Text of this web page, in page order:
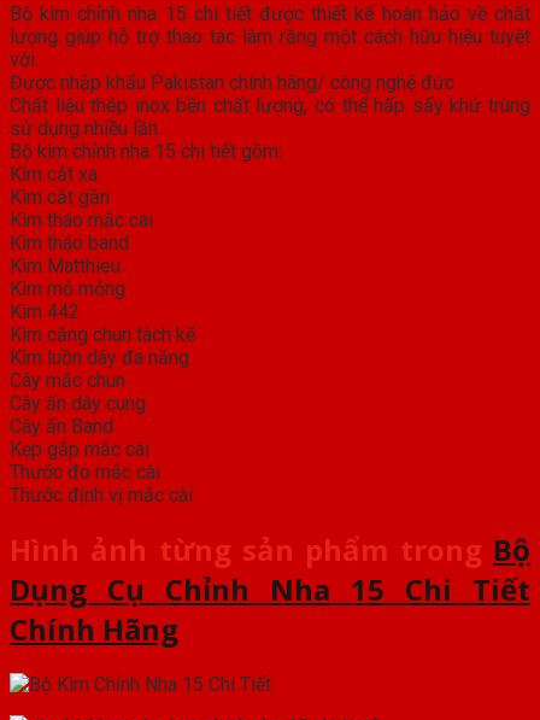
Bộ kìm chỉnh nha 15 chi tiết được thiết kế hoàn hảo về chất
lượng giúp hỗ trợ thao tác làm răng một cách hữu hiệu tuyệt
vời.
Được nhập khẩu Pakistan chính hãng/ công nghệ đức
Chất liệu thép inox bền chất lượng, có thể hấp sấy khử trùng
sử dụng nhiều lần.
Bộ kìm chỉnh nha 15 chi tiết gồm:
Kìm cắt xa
Kìm cắt gần
Kìm tháo mắc cài
Kìm tháo band
Kìm Matthieu
Kìm mỏ mỏng
Kìm 442
Kìm căng chun tách kẽ
Kìm luồn dây đa năng
Cây mắc chun
Cây ấn dây cung
Cây ấn Band
Kẹp gắp mắc cài
Thước đo mắc cài
Thước định vị mắc cài
Hình ảnh từng sản phẩm trong Bộ
Dụng Cụ Chỉnh Nha 15 Chi Tiết
Chính Hãng